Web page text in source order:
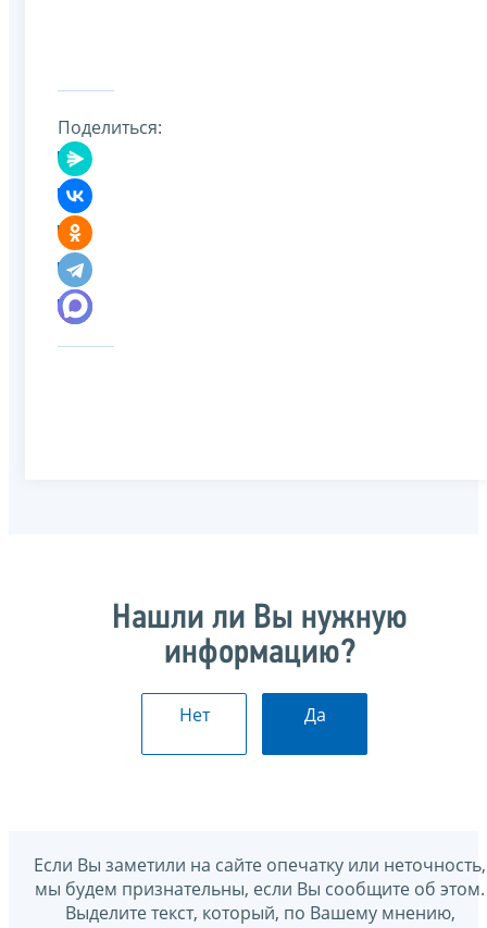
Поделиться:
Нашли ли Вы нужную
информацию?
Нет Да
Если Вы заметили на сайте опечатку или неточность,
мы будем признательны, если Вы сообщите об этом.
Выделите текст, который, по Вашему мнению,